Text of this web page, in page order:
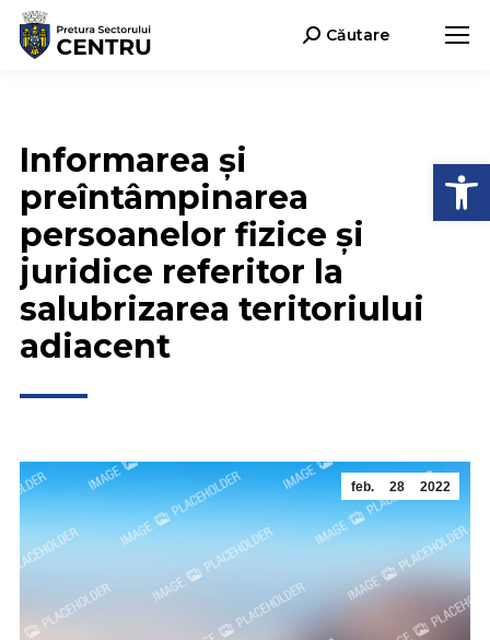
Search:Căutare
Informarea și
preîntâmpinarea
persoanelor fizice și
juridice referitor la
salubrizarea teritoriului
adiacent
feb. 28 2022